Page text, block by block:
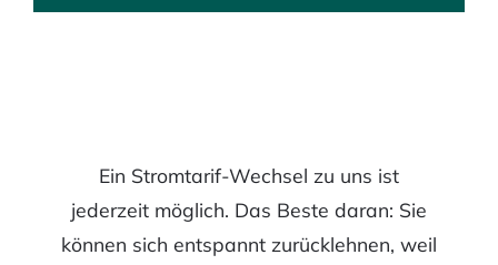
Ein Stromtarif-Wechsel zu uns ist
jederzeit möglich. Das Beste daran: Sie
können sich entspannt zurücklehnen, weil